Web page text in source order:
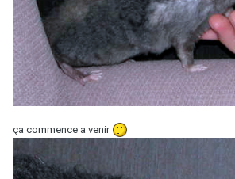
ça commence a venir